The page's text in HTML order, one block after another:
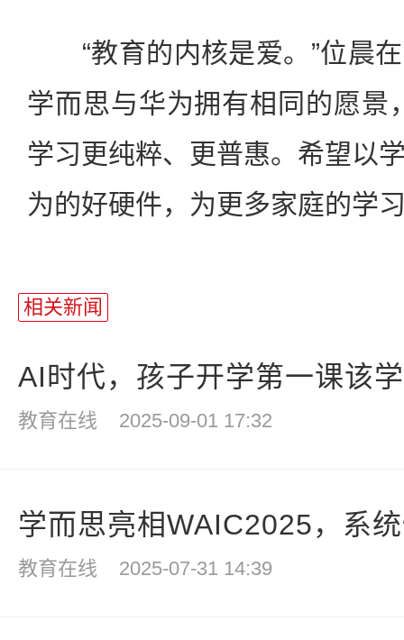
“教育的内核是爱。”位晨在
学而思与华为拥有相同的愿景
学习更纯粹、更普惠。希望以
为的好硬件，为更多家庭的学
相关新闻
AI时代，孩子开学第一课该
教育在线 2025-09-01 17:32
学而思亮相WAIC2025，系
教育在线 2025-07-31 14:39